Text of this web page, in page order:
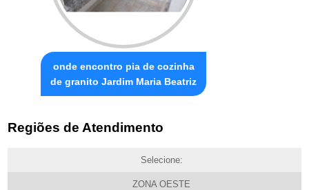
onde encontro pia de cozinha
de granito Jardim Maria Beatriz
Regiões de Atendimento
Selecione:
ZONA OESTE